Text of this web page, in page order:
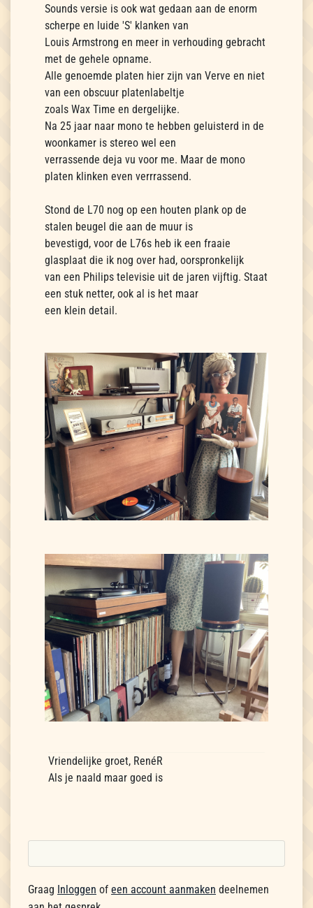
Sounds versie is ook wat gedaan aan de enorm
scherpe en luide 'S' klanken van
Louis Armstrong en meer in verhouding gebracht
met de gehele opname.
Alle genoemde platen hier zijn van Verve en niet
van een obscuur platenlabeltje
zoals Wax Time en dergelijke.
Na 25 jaar naar mono te hebben geluisterd in de
woonkamer is stereo wel een
verrassende deja vu voor me. Maar de mono
platen klinken even verrrassend.
Stond de L70 nog op een houten plank op de
stalen beugel die aan de muur is
bevestigd, voor de L76s heb ik een fraaie
glasplaat die ik nog over had, oorspronkelijk
van een Philips televisie uit de jaren vijftig. Staat
een stuk netter, ook al is het maar
een klein detail.
Vriendelijke groet, RenéR
Als je naald maar goed is
Graag Inloggen of een account aanmaken deelnemen